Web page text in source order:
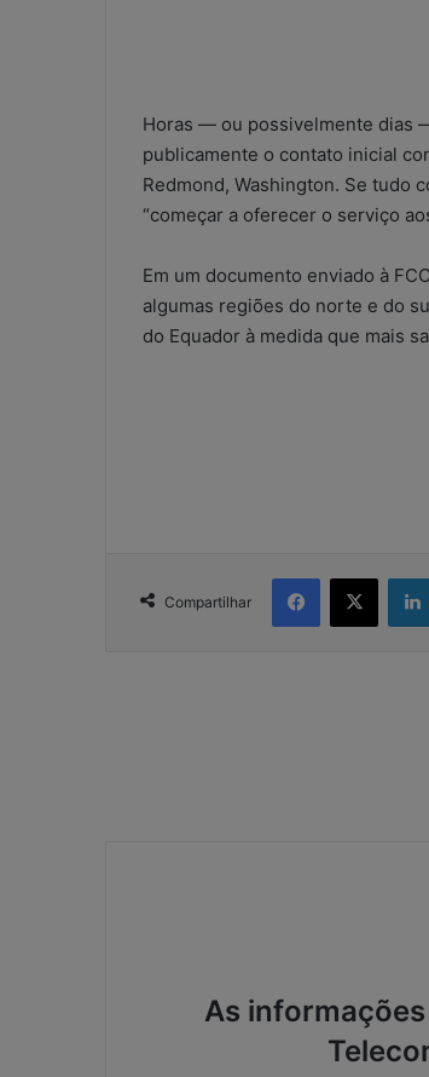
Horas — ou possivelmente dias
publicamente o contato inicial
Redmond, Washington. Se tudo
“começar a oferecer o serviço
Em um documento enviado à
algumas regiões do norte e do
do Equador à medida que mais
Compartilhar
Facebook
X
As